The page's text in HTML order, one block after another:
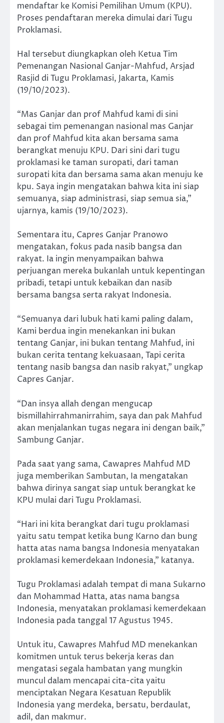
mendaftar ke Komisi Pemilihan Umum (KPU).
Proses pendaftaran mereka dimulai dari Tugu
Proklamasi.
Hal tersebut diungkapkan oleh Ketua Tim
Pemenangan Nasional Ganjar-Mahfud, Arsjad
Rasjid di Tugu Proklamasi, Jakarta, Kamis
(19/10/2023).
“Mas Ganjar dan prof Mahfud kami di sini
sebagai tim pemenangan nasional mas Ganjar
dan prof Mahfud kita akan bersama sama
berangkat menuju KPU. Dari sini dari tugu
proklamasi ke taman suropati, dari taman
suropati kita dan bersama sama akan menuju ke
kpu. Saya ingin mengatakan bahwa kita ini siap
semuanya, siap administrasi, siap semua sia,”
ujarnya, kamis (19/10/2023).
Sementara itu, Capres Ganjar Pranowo
mengatakan, fokus pada nasib bangsa dan
rakyat. Ia ingin menyampaikan bahwa
perjuangan mereka bukanlah untuk kepentingan
pribadi, tetapi untuk kebaikan dan nasib
bersama bangsa serta rakyat Indonesia.
“Semuanya dari lubuk hati kami paling dalam,
Kami berdua ingin menekankan ini bukan
tentang Ganjar, ini bukan tentang Mahfud, ini
bukan cerita tentang kekuasaan, Tapi cerita
tentang nasib bangsa dan nasib rakyat,” ungkap
Capres Ganjar.
“Dan insya allah dengan mengucap
bismillahirrahmanirrahim, saya dan pak Mahfud
akan menjalankan tugas negara ini dengan baik,”
Sambung Ganjar.
Pada saat yang sama, Cawapres Mahfud MD
juga memberikan Sambutan, Ia mengatakan
bahwa dirinya sangat siap untuk berangkat ke
KPU mulai dari Tugu Proklamasi.
“Hari ini kita berangkat dari tugu proklamasi
yaitu satu tempat ketika bung Karno dan bung
hatta atas nama bangsa Indonesia menyatakan
proklamasi kemerdekaan Indonesia,” katanya.
Tugu Proklamasi adalah tempat di mana Sukarno
dan Mohammad Hatta, atas nama bangsa
Indonesia, menyatakan proklamasi kemerdekaan
Indonesia pada tanggal 17 Agustus 1945.
Untuk itu, Cawapres Mahfud MD menekankan
komitmen untuk terus bekerja keras dan
mengatasi segala hambatan yang mungkin
muncul dalam mencapai cita-cita yaitu
menciptakan Negara Kesatuan Republik
Indonesia yang merdeka, bersatu, berdaulat,
adil, dan makmur.